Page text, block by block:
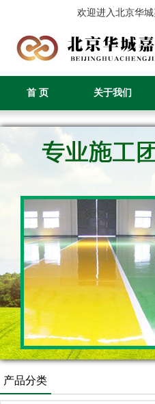
欢迎进入北京华
首 页 关于我们
产品分类